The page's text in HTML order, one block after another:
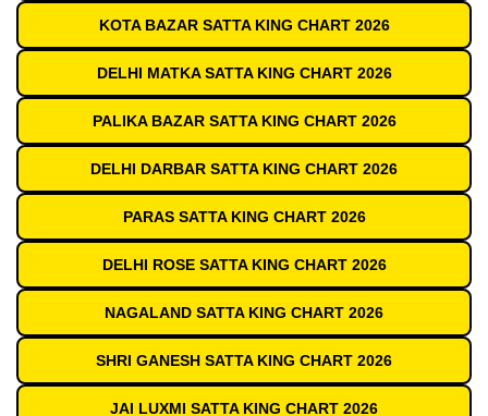
KOTA BAZAR SATTA KING CHART 2026
DELHI MATKA SATTA KING CHART 2026
PALIKA BAZAR SATTA KING CHART 2026
DELHI DARBAR SATTA KING CHART 2026
PARAS SATTA KING CHART 2026
DELHI ROSE SATTA KING CHART 2026
NAGALAND SATTA KING CHART 2026
SHRI GANESH SATTA KING CHART 2026
JAI LUXMI SATTA KING CHART 2026